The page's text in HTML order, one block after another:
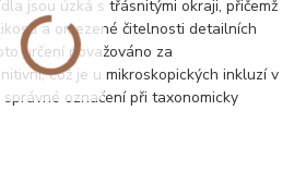
jsou úzká s třásnitými okraji, přičemž
a omezené čitelnosti detailních
určení považováno za
což je u mikroskopických inkluzí v
označení při taxonomicky